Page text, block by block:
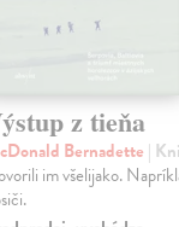
z tieňa
Bernadette |
im všelijako.